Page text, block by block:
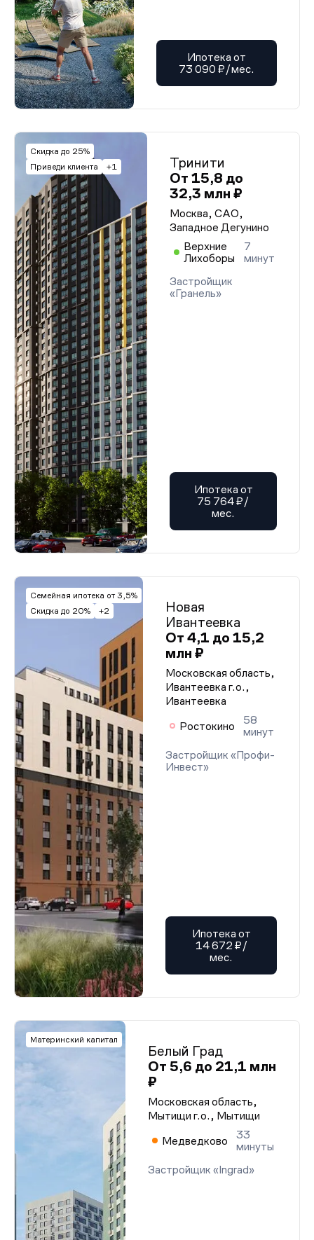
Ипотека от
73 090 ₽/мес.
Скидка до 25%
Приведи клиента
+1
Тринити
От 15,8 до
32,3 млн ₽
Москва, САО,
Западное Дегунино
Верхние
Лихоборы
7
минут
Застройщик
«Гранель»
Ипотека от
75 764 ₽/
мес.
Семейная ипотека от 3,5%
Скидка до 20%
+2
Новая
Ивантеевка
От 4,1 до 15,2
млн ₽
Московская область,
Ивантеевка г.о.,
Ивантеевка
Ростокино
58
минут
Застройщик «Профи-
Инвест»
Ипотека от
14 672 ₽/
мес.
Материнский капитал
Белый Град
От 5,6 до 21,1 млн
₽
Московская область,
Мытищи г.о., Мытищи
Медведково
33
минуты
Застройщик «Ingrad»